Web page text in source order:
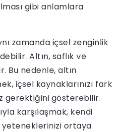
gibi anlamlara
zamanda içsel zenginlik
Altın, saflık ve
Bu nedenle, altın
içsel kaynaklarınızı fark
gerektiğini gösterebilir.
karşılaşmak, kendi
ortaya